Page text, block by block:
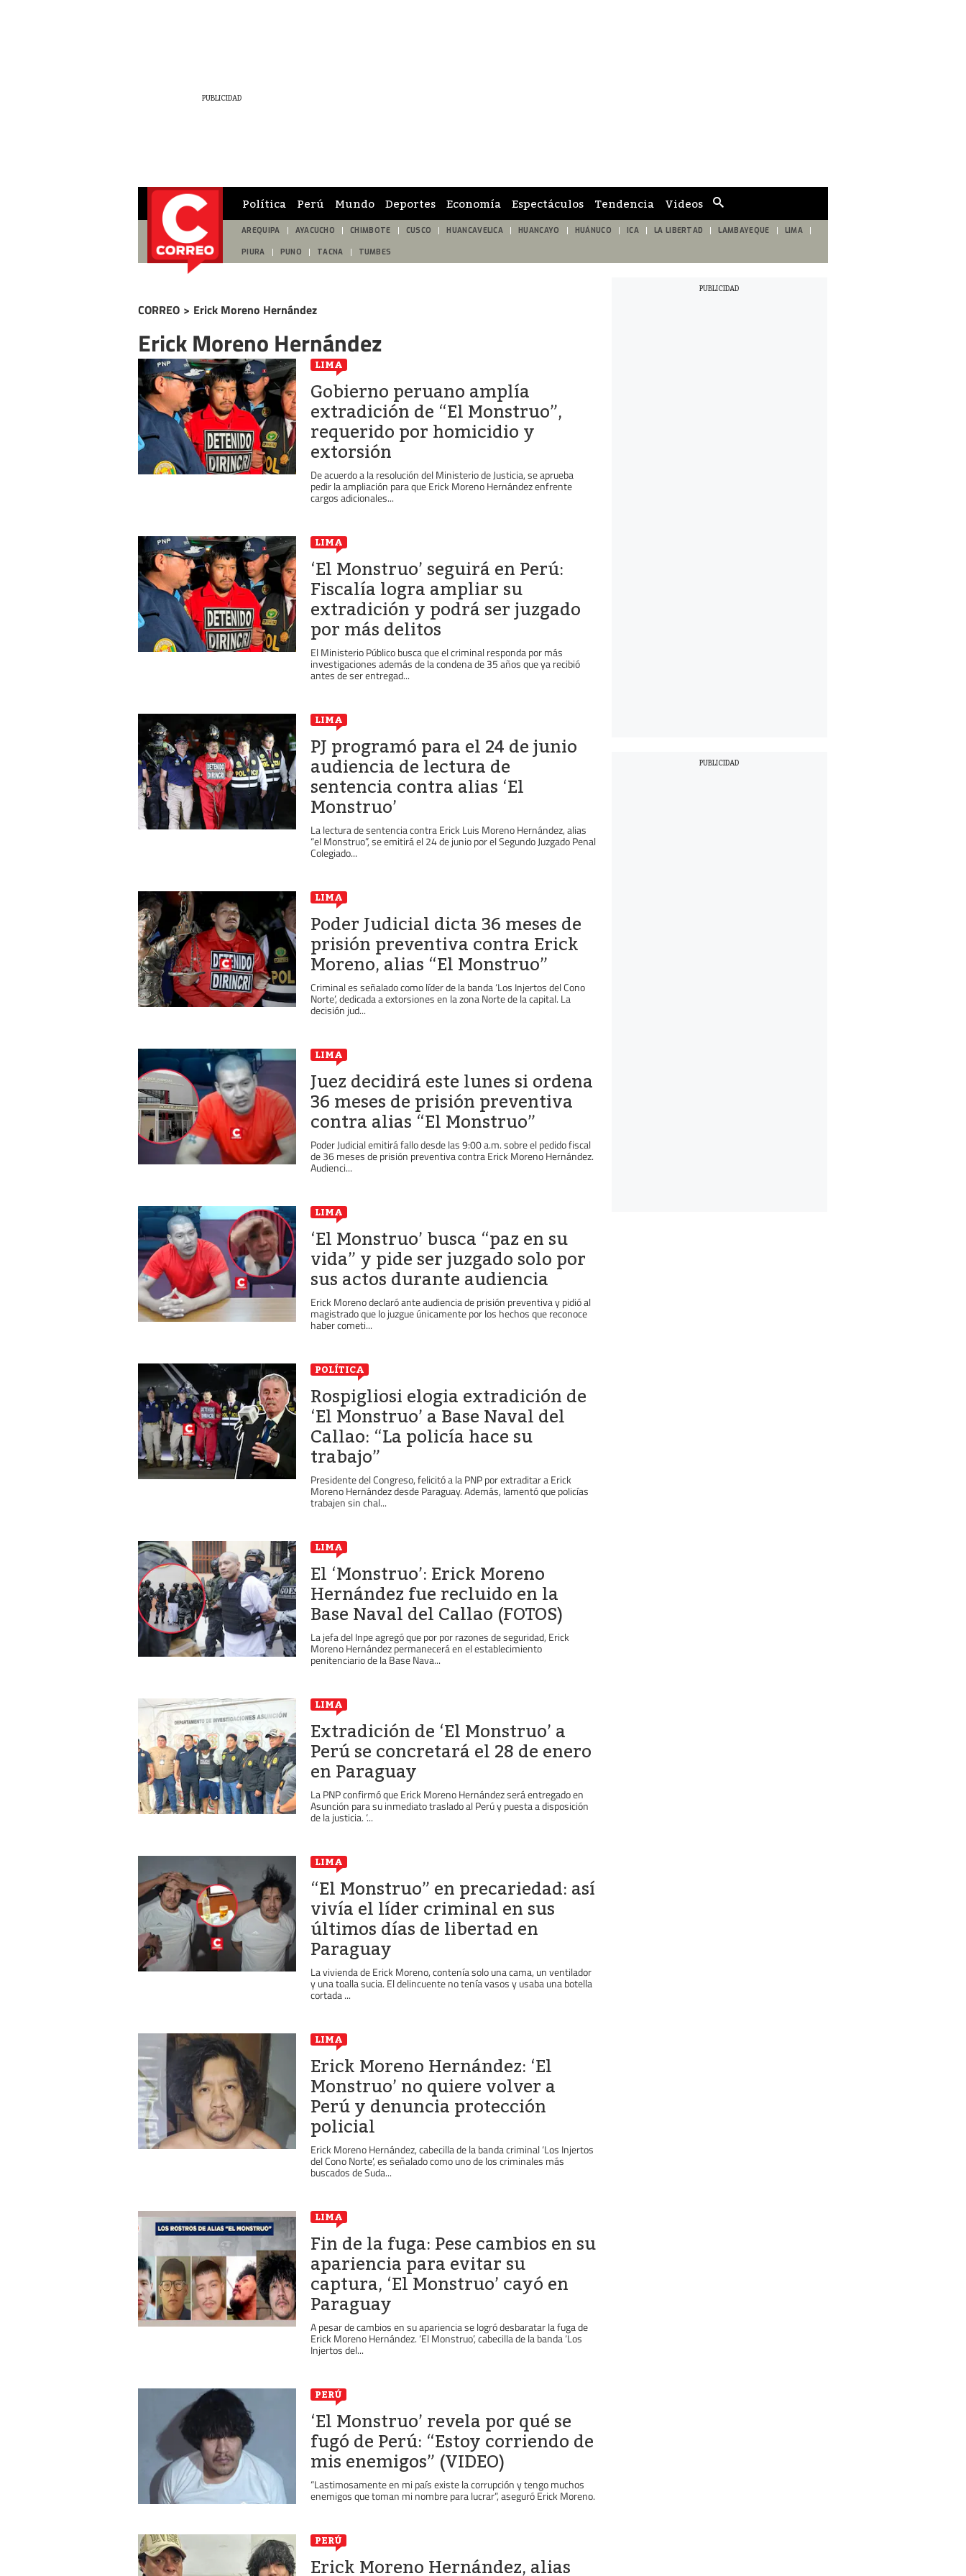
de
búsqueda
Política Perú Mundo Deportes Economía Espectáculos Tendencia Videos
AREQUIPA AYACUCHO CHIMBOTE CUSCO HUANCAVELICA HUANCAYO HUÁNUCO ICA LA LIBERTAD LAMBAYEQUE LIMA
PIURA PUNO TACNA TUMBES
CORREO > Erick Moreno Hernández
Erick Moreno Hernández
LIMA
Gobierno peruano amplía
extradición de “El Monstruo”,
requerido por homicidio y
extorsión
De acuerdo a la resolución del Ministerio de Justicia, se aprueba
pedir la ampliación para que Erick Moreno Hernández enfrente
cargos adicionales...
LIMA
‘El Monstruo’ seguirá en Perú:
Fiscalía logra ampliar su
extradición y podrá ser juzgado
por más delitos
El Ministerio Público busca que el criminal responda por más
investigaciones además de la condena de 35 años que ya recibió
antes de ser entregad...
LIMA
PJ programó para el 24 de junio
audiencia de lectura de
sentencia contra alias ‘El
Monstruo’
La lectura de sentencia contra Erick Luis Moreno Hernández, alias
“el Monstruo”, se emitirá el 24 de junio por el Segundo Juzgado Penal
Colegiado...
LIMA
Poder Judicial dicta 36 meses de
prisión preventiva contra Erick
Moreno, alias “El Monstruo”
Criminal es señalado como líder de la banda ‘Los Injertos del Cono
Norte’, dedicada a extorsiones en la zona Norte de la capital. La
decisión jud...
LIMA
Juez decidirá este lunes si ordena
36 meses de prisión preventiva
contra alias “El Monstruo”
Poder Judicial emitirá fallo desde las 9:00 a.m. sobre el pedido fiscal
de 36 meses de prisión preventiva contra Erick Moreno Hernández.
Audienci...
LIMA
‘El Monstruo’ busca “paz en su
vida” y pide ser juzgado solo por
sus actos durante audiencia
Erick Moreno declaró ante audiencia de prisión preventiva y pidió al
magistrado que lo juzgue únicamente por los hechos que reconoce
haber cometi...
POLÍTICA
Rospigliosi elogia extradición de
‘El Monstruo’ a Base Naval del
Callao: “La policía hace su
trabajo”
Presidente del Congreso, felicitó a la PNP por extraditar a Erick
Moreno Hernández desde Paraguay. Además, lamentó que policías
trabajen sin chal...
LIMA
El ‘Monstruo’: Erick Moreno
Hernández fue recluido en la
Base Naval del Callao (FOTOS)
La jefa del Inpe agregó que por por razones de seguridad, Erick
Moreno Hernández permanecerá en el establecimiento
penitenciario de la Base Nava...
LIMA
Extradición de ‘El Monstruo’ a
Perú se concretará el 28 de enero
en Paraguay
La PNP confirmó que Erick Moreno Hernández será entregado en
Asunción para su inmediato traslado al Perú y puesta a disposición
de la justicia. ‘...
LIMA
“El Monstruo” en precariedad: así
vivía el líder criminal en sus
últimos días de libertad en
Paraguay
La vivienda de Erick Moreno, contenía solo una cama, un ventilador
y una toalla sucia. El delincuente no tenía vasos y usaba una botella
cortada ...
LIMA
Erick Moreno Hernández: ‘El
Monstruo’ no quiere volver a
Perú y denuncia protección
policial
Erick Moreno Hernández, cabecilla de la banda criminal ‘Los Injertos
del Cono Norte’, es señalado como uno de los criminales más
buscados de Suda...
LIMA
Fin de la fuga: Pese cambios en su
apariencia para evitar su
captura, ‘El Monstruo’ cayó en
Paraguay
A pesar de cambios en su apariencia se logró desbaratar la fuga de
Erick Moreno Hernández. ‘El Monstruo’, cabecilla de la banda ‘Los
Injertos del...
PERÚ
‘El Monstruo’ revela por qué se
fugó de Perú: “Estoy corriendo de
mis enemigos” (VIDEO)
“Lastimosamente en mi país existe la corrupción y tengo muchos
enemigos que toman mi nombre para lucrar”, aseguró Erick Moreno.
PERÚ
Erick Moreno Hernández, alias